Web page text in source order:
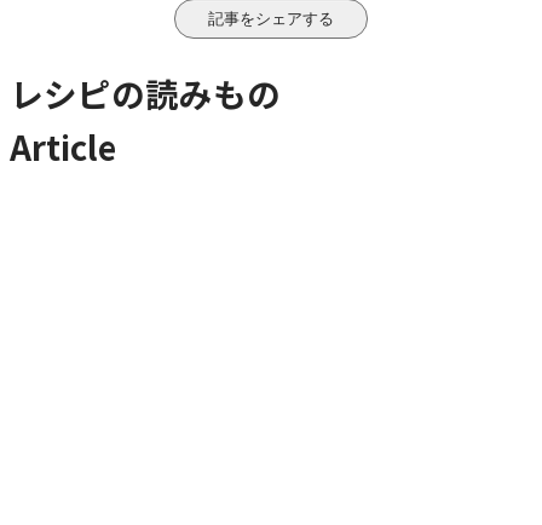
記事をシェアする
レシピの読みもの
Article